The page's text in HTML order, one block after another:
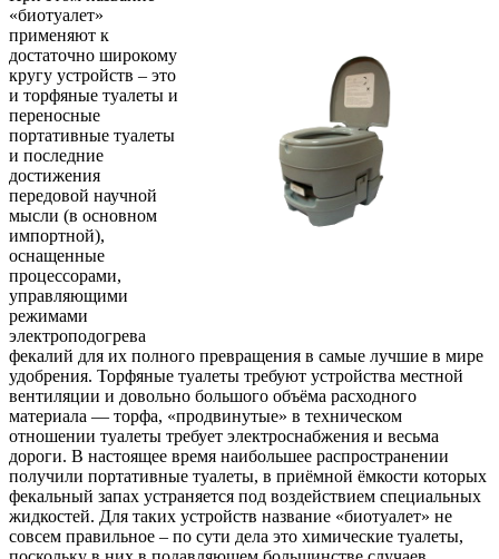
«биотуалет»
применяют к
достаточно широкому
кругу устройств – это
и торфяные туалеты и
переносные
портативные туалеты
и последние
достижения
передовой научной
мысли (в основном
импортной),
оснащенные
процессорами,
управляющими
режимами
электроподогрева
фекалий для их полного превращения в самые лучшие в мире
удобрения. Торфяные туалеты требуют устройства местной
вентиляции и довольно большого объёма расходного
материала — торфа, «продвинутые» в техническом
отношении туалеты требует электроснабжения и весьма
дороги. В настоящее время наибольшее распространении
получили портативные туалеты, в приёмной ёмкости которых
фекальный запах устраняется под воздействием специальных
жидкостей. Для таких устройств название «биотуалет» не
совсем правильное – по сути дела это химические туалеты,